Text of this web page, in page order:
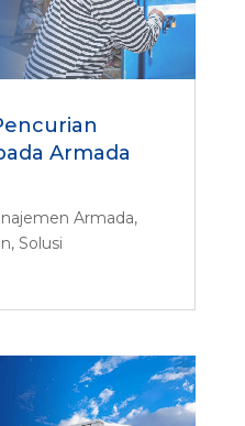
Armada
Armada,
, Solusi